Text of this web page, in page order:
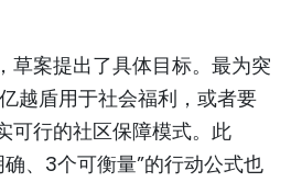
草案提出了具体目标。最为突
越盾用于社会福利，或者要
可行的社区保障模式。此
、3个可衡量”的行动公式也